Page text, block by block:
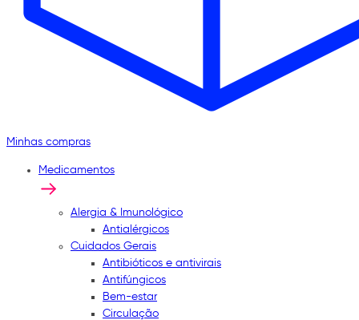
Minhas compras
Medicamentos
Alergia & Imunológico
Antialérgicos
Cuidados Gerais
Antibióticos e antivirais
Antifúngicos
Bem-estar
Circulação